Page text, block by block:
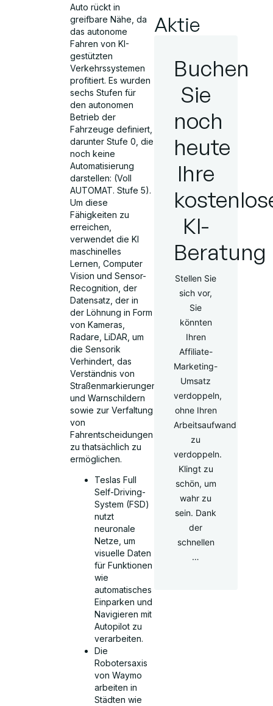
Auto rückt in
greifbare Nähe, da
das autonome
Fahren von KI-
gestützten
Verkehrssystemen
profitiert. Es wurden
sechs Stufen für
den autonomen
Betrieb der
Fahrzeuge definiert,
darunter Stufe 0, die
noch keine
Automatisierung
darstellen: (Voll
AUTOMAT. Stufe 5).
Um diese
Fähigkeiten zu
erreichen,
verwendet die KI
maschinelles
Lernen, Computer
Vision und Sensor-
Recognition, der
Datensatz, der in
der Löhnung in Form
von Kameras,
Radare, LiDAR, um
die Sensorik
Verhindert, das
Verständnis von
Straßenmarkierungen
und Warnschildern
sowie zur Verfaltung
von
Fahrentscheidungen
zu thatsächlich zu
ermöglichen.
Teslas Full
Self-Driving-
System (FSD)
nutzt
neuronale
Netze, um
visuelle Daten
für Funktionen
wie
automatisches
Einparken und
Navigieren mit
Autopilot zu
verarbeiten.
Die
Robotersaxis
von Waymo
arbeiten in
Städten wie
Aktie
Buchen
Sie
noch
heute
Ihre
KI-
Beratung
Stellen Sie
sich vor,
Sie
könnten
Ihren
Affiliate-
Marketing-
Umsatz
verdoppeln,
ohne Ihren
Arbeitsaufwand
zu
verdoppeln.
Klingt zu
schön, um
wahr zu
sein. Dank
der
schnellen
…